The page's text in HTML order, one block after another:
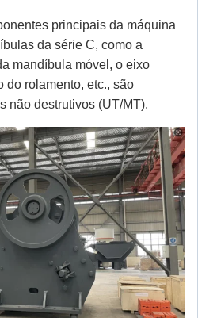
principais da máquina
da série C, como a
mandíbula móvel, o eixo
do rolamento, etc., são
não destrutivos (UT/MT).